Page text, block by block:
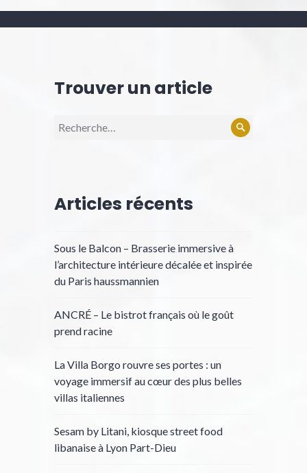
Trouver un article
Recherche
Rechercher
Articles récents
Sous le Balcon – Brasserie immersive à
l’architecture intérieure décalée et inspirée
du Paris haussmannien
ANCRÉ – Le bistrot français où le goût
prend racine
La Villa Borgo rouvre ses portes : un
voyage immersif au cœur des plus belles
villas italiennes
Sesam by Litani, kiosque street food
libanaise à Lyon Part-Dieu